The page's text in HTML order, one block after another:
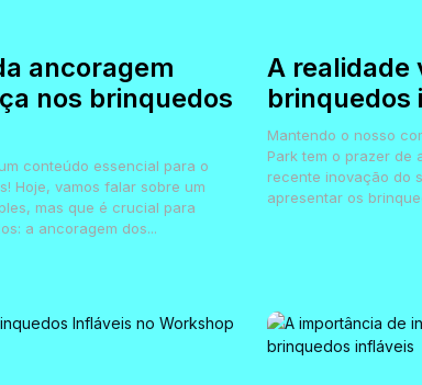
ancoragem
nos brinquedos
conteúdo essencial para o
Hoje, vamos falar sobre um
mas que é crucial para
a ancoragem dos...
A realidade
brinquedos
Mantendo o nosso
Park tem o prazer de
recente inovação do
apresentar os